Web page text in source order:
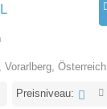
Vorarlberg, Österreich
Preisniveau: